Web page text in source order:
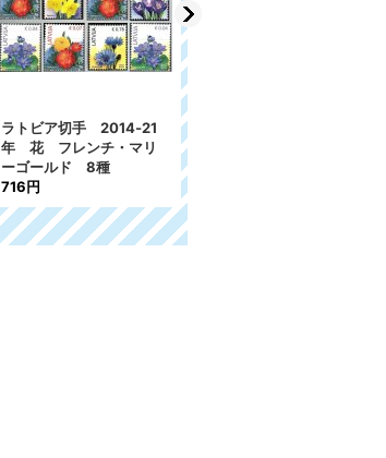
チェコ切手 2008年 ク
リスマス 1種
490円